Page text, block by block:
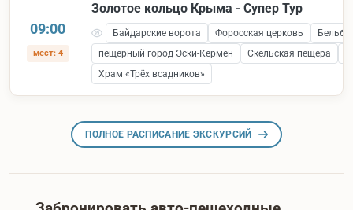
09:00
мест: 4
Золотое кольцо Крыма - Супер Тур
Байдарские ворота Форосская церковь
пещерный город Эски-Кермен
Скельская пещера
Храм «Трёх всадников»
ПОЛНОЕ РАСПИСАНИЕ ЭКСКУРСИЙ